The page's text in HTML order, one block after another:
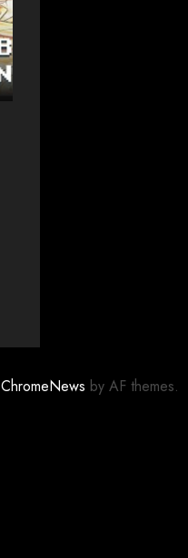
ChromeNews by AF themes.